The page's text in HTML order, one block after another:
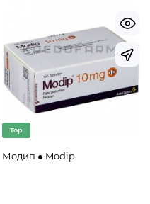
Top
Модип ● Modip